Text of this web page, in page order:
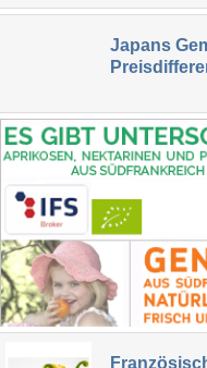
Japans